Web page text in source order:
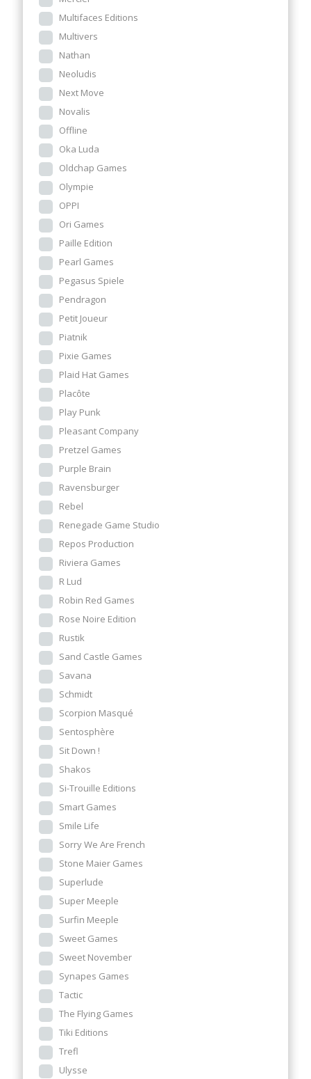
Multifaces Editions
Multivers
Nathan
Neoludis
Next Move
Novalis
Offline
Oka Luda
Oldchap Games
Olympie
OPPI
Ori Games
Paille Edition
Pearl Games
Pegasus Spiele
Pendragon
Petit Joueur
Piatnik
Pixie Games
Plaid Hat Games
Placôte
Play Punk
Pleasant Company
Pretzel Games
Purple Brain
Ravensburger
Rebel
Renegade Game Studio
Repos Production
Riviera Games
R Lud
Robin Red Games
Rose Noire Edition
Rustik
Sand Castle Games
Savana
Schmidt
Scorpion Masqué
Sentosphère
Sit Down !
Shakos
Si-Trouille Editions
Smart Games
Smile Life
Sorry We Are French
Stone Maier Games
Superlude
Super Meeple
Surfin Meeple
Sweet Games
Sweet November
Synapes Games
Tactic
The Flying Games
Tiki Editions
Trefl
Ulysse